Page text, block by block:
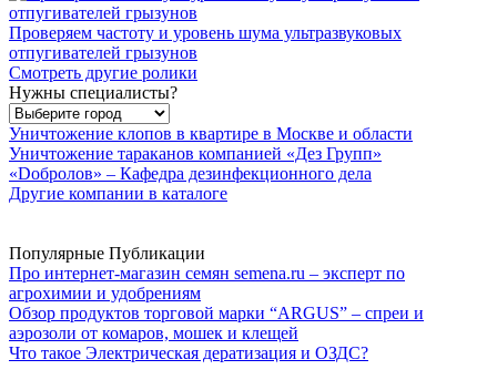
Проверяем частоту и уровень шума ультразвуковых
отпугивателей грызунов
Смотреть другие ролики
Нужны специалисты?
Уничтожение клопов в квартире в Москве и области
Уничтожение тараканов компанией «Дез Групп»
«Dобролов» – Кафедра дезинфекционного дела
Другие компании в каталоге
Популярные Публикации
Про интернет-магазин семян semena.ru – эксперт по
агрохимии и удобрениям
Обзор продуктов торговой марки “ARGUS” – спреи и
аэрозоли от комаров, мошек и клещей
Что такое Электрическая дератизация и ОЗДС?